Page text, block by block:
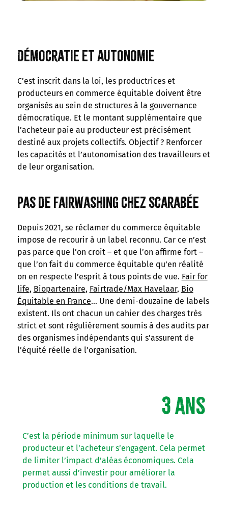
Démocratie et autonomie
C’est inscrit dans la loi, les productrices et
producteurs en commerce équitable doivent être
organisés au sein de structures à la gouvernance
démocratique. Et le montant supplémentaire que
l’acheteur paie au producteur est précisément
destiné aux projets collectifs. Objectif ? Renforcer
les capacités et l’autonomisation des travailleurs et
de leur organisation.
Pas de fairwashing chez Scarabée
Depuis 2021, se réclamer du commerce équitable
impose de recourir à un label reconnu. Car ce n’est
pas parce que l’on croit – et que l’on affirme fort –
que l’on fait du commerce équitable qu’en réalité
on en respecte l’esprit à tous points de vue. Fair for
life, Biopartenaire, Fairtrade/Max Havelaar, Bio
Équitable en France… Une demi-douzaine de labels
existent. Ils ont chacun un cahier des charges très
strict et sont régulièrement soumis à des audits par
des organismes indépendants qui s’assurent de
l’équité réelle de l’organisation.
3 ans
C’est la période minimum sur laquelle le
producteur et l’acheteur s’engagent. Cela permet
de limiter l’impact d’aléas économiques. Cela
permet aussi d’investir pour améliorer la
production et les conditions de travail.